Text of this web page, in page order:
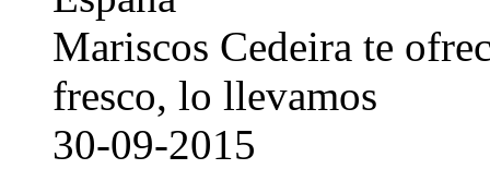
Mariscos Cedeira te
fresco, lo llevamos
30-09-2015